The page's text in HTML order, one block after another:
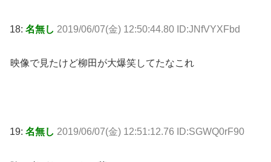
18: 名無し 2019/06/07(金) 12:50:44.80 ID:JNfVYXFbd
映像で見たけど柳田が大爆笑してたなこれ
19: 名無し 2019/06/07(金) 12:51:12.76 ID:SGWQ0rF90